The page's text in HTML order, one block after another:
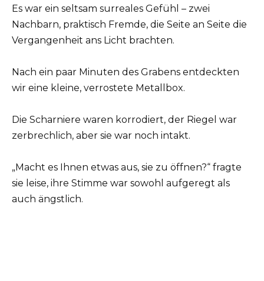
Es war ein seltsam surreales Gefühl – zwei
Nachbarn, praktisch Fremde, die Seite an Seite die
Vergangenheit ans Licht brachten.
Nach ein paar Minuten des Grabens entdeckten
wir eine kleine, verrostete Metallbox.
Die Scharniere waren korrodiert, der Riegel war
zerbrechlich, aber sie war noch intakt.
„Macht es Ihnen etwas aus, sie zu öffnen?“ fragte
sie leise, ihre Stimme war sowohl aufgeregt als
auch ängstlich.